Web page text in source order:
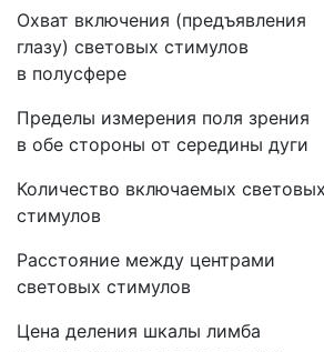
Охват включения (предъявления
глазу) световых стимулов
в полусфере
Пределы измерения поля зрения
в обе стороны от середины дуги
Количество включаемых световых
стимулов
Расстояние между центрами
световых стимулов
Цена деления шкалы лимба